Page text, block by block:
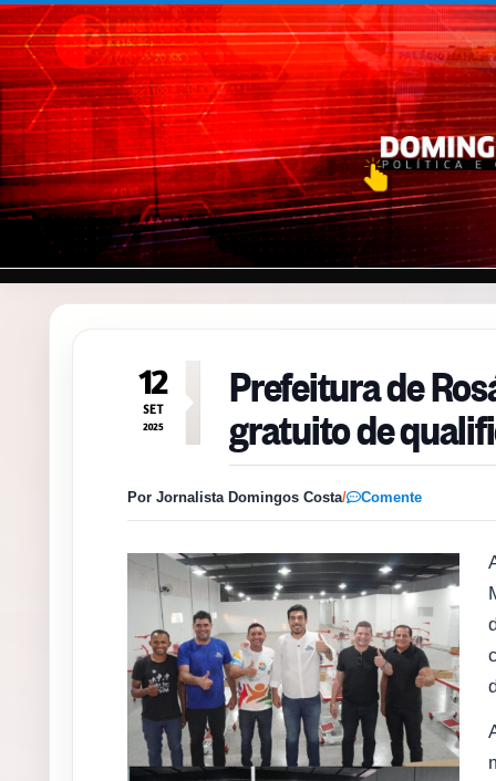
Pular para o conteúdo
12
SET
2025
Prefeitura de
gratuito de
Por Jornalista Domingos Costa/ Comente